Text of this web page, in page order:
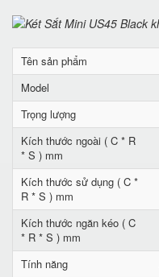
Tên sản phẩm
Model
Trọng lượng
Kích thước ngoài ( C * R
* S ) mm
Kích thước sử dụng ( C *
R * S ) mm
Kích thước ngăn kéo ( C
* R * S ) mm
Tính năng